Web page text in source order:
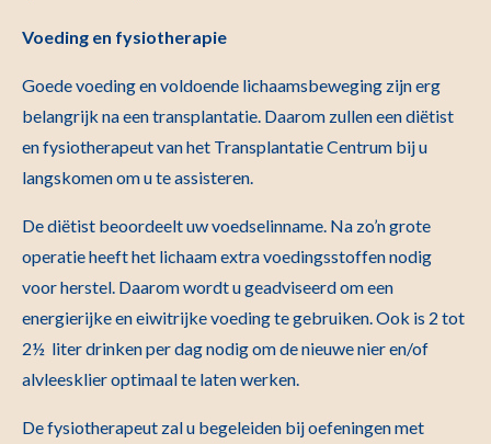
Voeding en fysiotherapie
Goede voeding en voldoende lichaamsbeweging zijn erg
belangrijk na een transplantatie. Daarom zullen een diëtist
en fysiotherapeut van het Transplantatie Centrum bij u
langskomen om u te assisteren.
De diëtist beoordeelt uw voedselinname. Na zo’n grote
operatie heeft het lichaam extra voedingsstoffen nodig
voor herstel. Daarom wordt u geadviseerd om een
energierijke en eiwitrijke voeding te gebruiken. Ook is 2 tot
2½ liter drinken per dag nodig om de nieuwe nier en/of
alvleesklier optimaal te laten werken.
De fysiotherapeut zal u begeleiden bij oefeningen met